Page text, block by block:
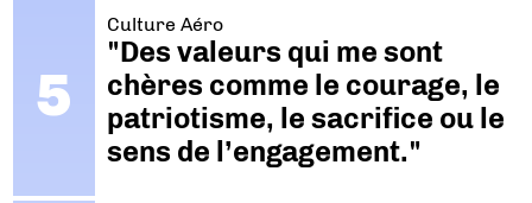
Culture Aéro
"Des valeurs qui me sont
chères comme le courage, le
patriotisme, le sacrifice ou le
sens de l’engagement."